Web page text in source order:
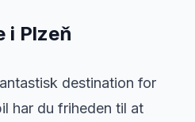
i Plzeň
destination for
har du friheden til at